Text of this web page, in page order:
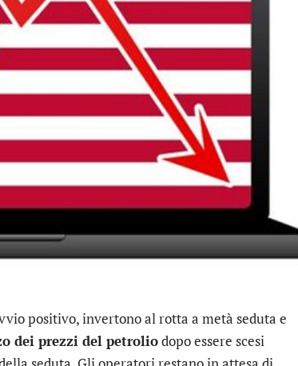
positivo, invertono al rotta a metà seduta e
dei prezzi del petroliodopo essere scesi